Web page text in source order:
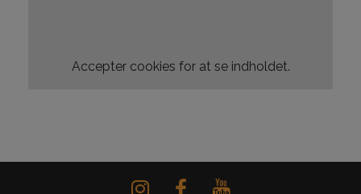
Accepter cookies for at se indholdet.